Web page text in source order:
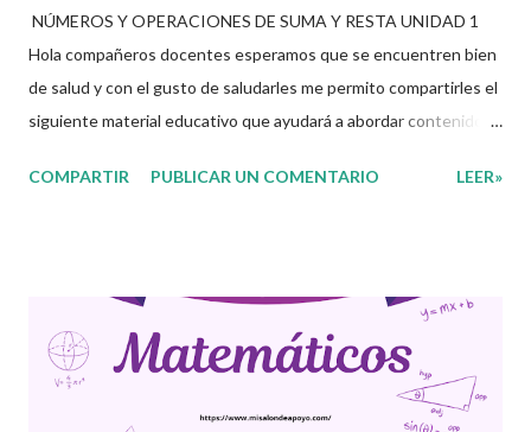
NÚMEROS Y OPERACIONES DE SUMA Y RESTA UNIDAD 1
Hola compañeros docentes esperamos que se encuentren bien
de salud y con el gusto de saludarles me permito compartirles el
siguiente material educativo que ayudará a abordar contenidos
diferentes cantidades, lo cual es fundamental para el desarrollo
aplicación correcta es indispensable, además, con los números
podemos hacer uso de operaciones básicas como las sumas y
restas lo cual permite el desarrollo de competencias
matemáticas y aprendizajes esperados, con el material que en
COMPARTIR PUBLICAR UN COMENTARIO LEER»